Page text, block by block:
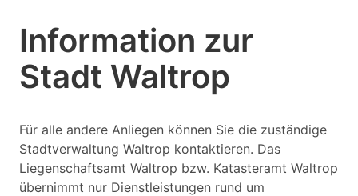
Information zur
Stadt Waltrop
Für alle andere Anliegen können Sie die zuständige
Stadtverwaltung Waltrop kontaktieren. Das
Liegenschaftsamt Waltrop bzw. Katasteramt Waltrop
übernimmt nur Dienstleistungen rund um